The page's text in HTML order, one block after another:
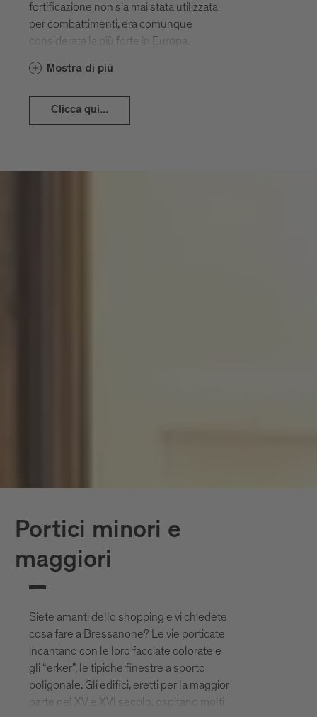
fortificazione non sia mai stata utilizzata
per combattimenti, era comunque
considerata la più forte in Europa.
Mostra di più
Clicca qui...
Portici minori e
maggiori
Siete amanti dello shopping e vi chiedete
cosa fare a Bressanone? Le vie porticate
incantano con le loro facciate colorate e
gli “erker”, le tipiche finestre a sporto
poligonale. Gli edifici, eretti per la maggior
parte nel XV e XVI secolo, ospitano molti